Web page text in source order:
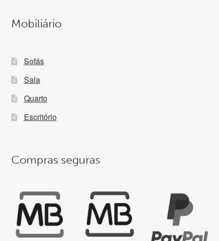
Mobiliário
Sofás
Sala
Quarto
Escritório
Compras seguras